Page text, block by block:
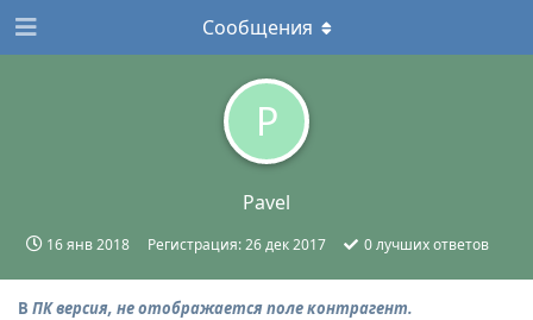
P
Pavel
16 янв 2018 Регистрация:26 дек 2017 0лучших ответов
Сообщения
В ПК версия, не отображается поле контрагент.